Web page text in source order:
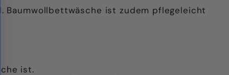
Baumwollbettwäsche ist zudem pflegeleicht
ist.